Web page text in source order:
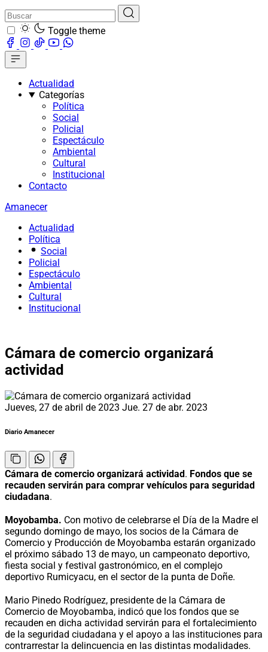
Toggle theme
Actualidad
Categorías
Política
Social
Policial
Espectáculo
Ambiental
Cultural
Institucional
Contacto
Amanecer
Actualidad
Política
Social
Policial
Espectáculo
Ambiental
Cultural
Institucional
Cámara de comercio organizará
actividad
Jueves, 27 de abril de 2023 Jue. 27 de abr. 2023
Diario Amanecer
Cámara de comercio organizará actividad. Fondos que se
recauden servirán para comprar vehículos para seguridad
ciudadana.
Moyobamba. Con motivo de celebrarse el Día de la Madre el
segundo domingo de mayo, los socios de la Cámara de
Comercio y Producción de Moyobamba estarán organizado
el próximo sábado 13 de mayo, un campeonato deportivo,
fiesta social y festival gastronómico, en el complejo
deportivo Rumicyacu, en el sector de la punta de Doñe.
Mario Pinedo Rodríguez, presidente de la Cámara de
Comercio de Moyobamba, indicó que los fondos que se
recauden en dicha actividad servirán para el fortalecimiento
de la seguridad ciudadana y el apoyo a las instituciones para
contrarrestar la delincuencia en las distintas modalidades.